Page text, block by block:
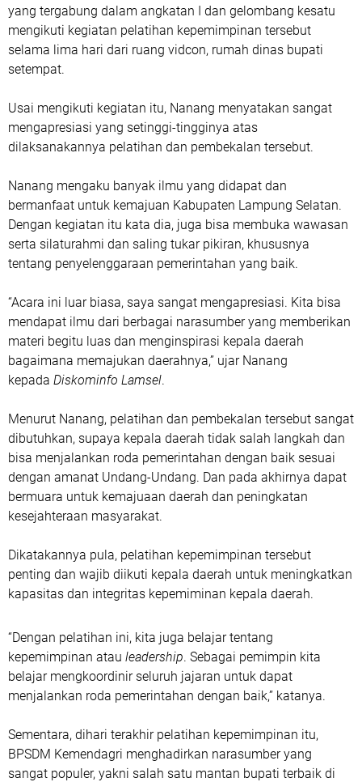
yang tergabung dalam angkatan I dan gelombang kesatu
mengikuti kegiatan pelatihan kepemimpinan tersebut
selama lima hari dari ruang vidcon, rumah dinas bupati
setempat.
Usai mengikuti kegiatan itu, Nanang menyatakan sangat
mengapresiasi yang setinggi-tingginya atas
dilaksanakannya pelatihan dan pembekalan tersebut.
Nanang mengaku banyak ilmu yang didapat dan
bermanfaat untuk kemajuan Kabupaten Lampung Selatan.
Dengan kegiatan itu kata dia, juga bisa membuka wawasan
serta silaturahmi dan saling tukar pikiran, khususnya
tentang penyelenggaraan pemerintahan yang baik.
“Acara ini luar biasa, saya sangat mengapresiasi. Kita bisa
mendapat ilmu dari berbagai narasumber yang memberikan
materi begitu luas dan menginspirasi kepala daerah
bagaimana memajukan daerahnya,” ujar Nanang
kepada Diskominfo Lamsel.
Menurut Nanang, pelatihan dan pembekalan tersebut sangat
dibutuhkan, supaya kepala daerah tidak salah langkah dan
bisa menjalankan roda pemerintahan dengan baik sesuai
dengan amanat Undang-Undang. Dan pada akhirnya dapat
bermuara untuk kemajuaan daerah dan peningkatan
kesejahteraan masyarakat.
Dikatakannya pula, pelatihan kepemimpinan tersebut
penting dan wajib diikuti kepala daerah untuk meningkatkan
kapasitas dan integritas kepemiminan kepala daerah.
“Dengan pelatihan ini, kita juga belajar tentang
kepemimpinan atau leadership. Sebagai pemimpin kita
belajar mengkoordinir seluruh jajaran untuk dapat
menjalankan roda pemerintahan dengan baik,” katanya.
Sementara, dihari terakhir pelatihan kepemimpinan itu,
BPSDM Kemendagri menghadirkan narasumber yang
sangat populer, yakni salah satu mantan bupati terbaik di